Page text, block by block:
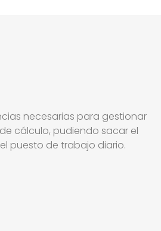
necesarias para gestionar
cálculo, pudiendo sacar el
puesto de trabajo diario.